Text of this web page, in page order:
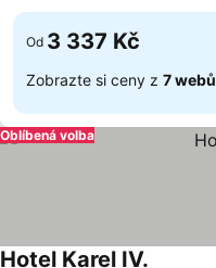
Od 3 337 Kč
Zobrazte si ceny z 7 webů
Oblíbená volba
Hotel Karel IV.